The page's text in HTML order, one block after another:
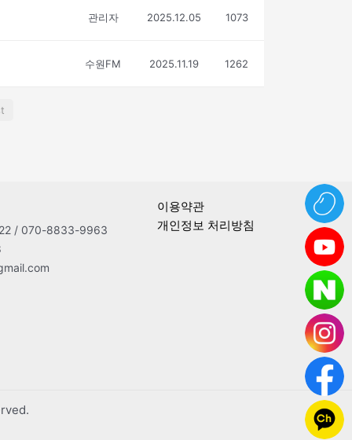
관리자 2025.12.05 1073
수원FM 2025.11.19 1262
/ 070-8833-9963
이용약관
개인정보 처리방침